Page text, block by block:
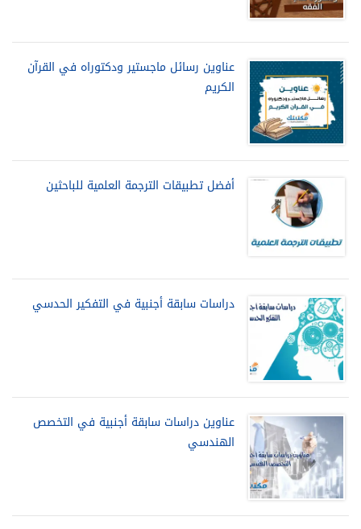
عناوين رسائل ماجستير ودكتوراه في القرآن
الكريم
أفضل تطبيقات الترجمة العلمية للباحثين
دراسات سابقة أجنبية في التفكير الحدسي
عناوين دراسات سابقة أجنبية في التخصص
الهندسي